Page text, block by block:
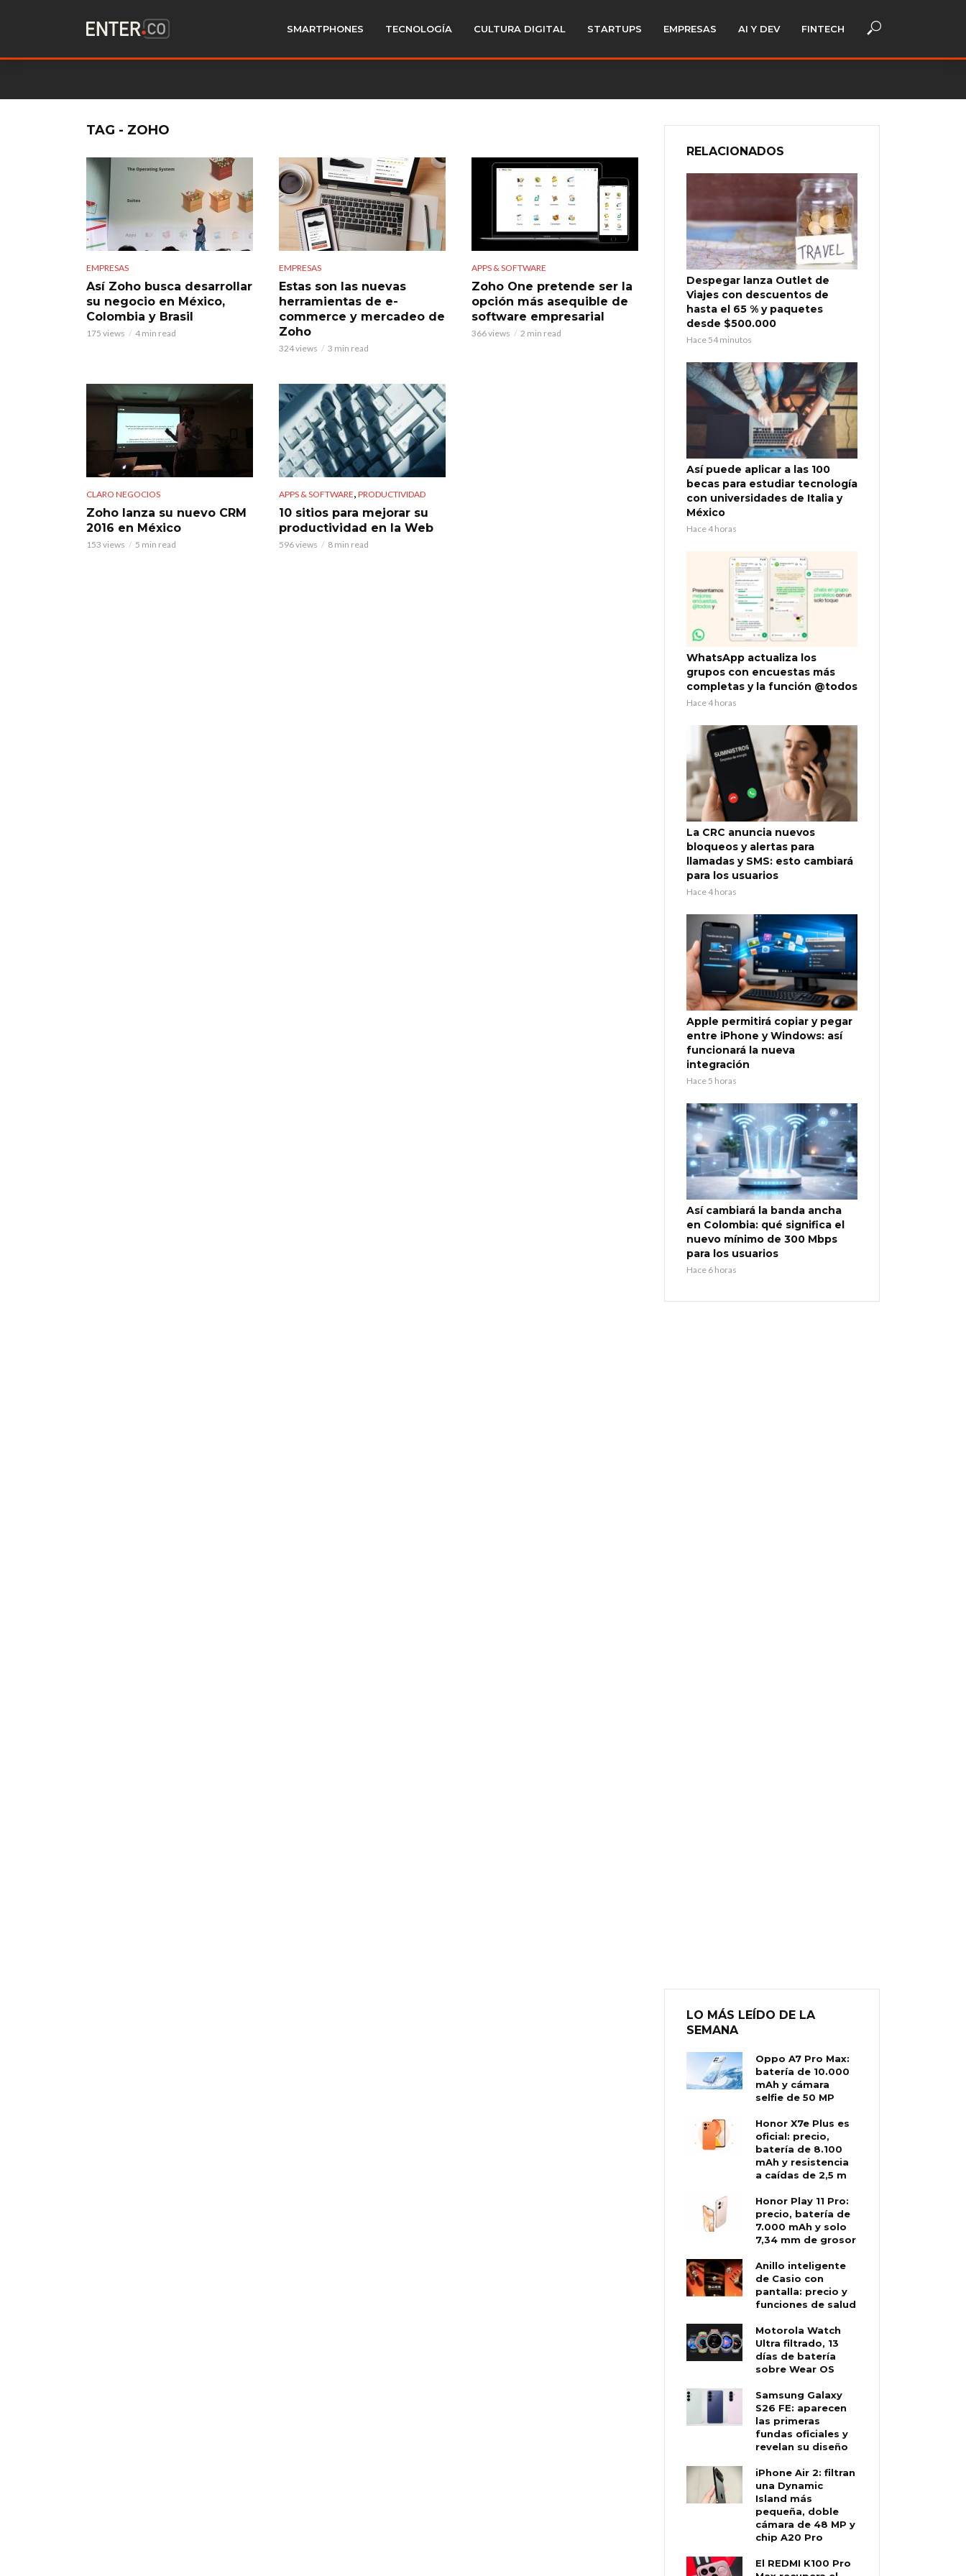
SMARTPHONES TECNOLOGÍA CULTURA DIGITAL STARTUPS EMPRESAS AI Y DEV FINTECH
TAG - ZOHO
EMPRESAS
Así Zoho busca desarrollar
su negocio en México,
Colombia y Brasil
175 views 4 min read
EMPRESAS
Estas son las nuevas
herramientas de e-
commerce y mercadeo de
Zoho
324 views 3 min read
APPS & SOFTWARE
Zoho One pretende ser la
opción más asequible de
software empresarial
366 views 2 min read
CLARO NEGOCIOS
Zoho lanza su nuevo CRM
2016 en México
153 views 5 min read
APPS & SOFTWARE, PRODUCTIVIDAD
10 sitios para mejorar su
productividad en la Web
596 views 8 min read
RELACIONADOS
Despegar lanza Outlet de
Viajes con descuentos de
hasta el 65 % y paquetes
desde $500.000
Hace 54 minutos
Así puede aplicar a las 100
becas para estudiar tecnología
con universidades de Italia y
México
Hace 4 horas
WhatsApp actualiza los
grupos con encuestas más
completas y la función @todos
Hace 4 horas
La CRC anuncia nuevos
bloqueos y alertas para
llamadas y SMS: esto cambiará
para los usuarios
Hace 4 horas
Apple permitirá copiar y pegar
entre iPhone y Windows: así
funcionará la nueva
integración
Hace 5 horas
Así cambiará la banda ancha
en Colombia: qué significa el
nuevo mínimo de 300 Mbps
para los usuarios
Hace 6 horas
LO MÁS LEÍDO DE LA
SEMANA
Oppo A7 Pro Max:
batería de 10.000
mAh y cámara
selfie de 50 MP
Honor X7e Plus es
oficial: precio,
batería de 8.100
mAh y resistencia
a caídas de 2,5 m
Honor Play 11 Pro:
precio, batería de
7.000 mAh y solo
7,34 mm de grosor
Anillo inteligente
de Casio con
pantalla: precio y
funciones de salud
Motorola Watch
Ultra filtrado, 13
días de batería
sobre Wear OS
Samsung Galaxy
S26 FE: aparecen
las primeras
fundas oficiales y
revelan su diseño
iPhone Air 2: filtran
una Dynamic
Island más
pequeña, doble
cámara de 48 MP y
chip A20 Pro
El REDMI K100 Pro